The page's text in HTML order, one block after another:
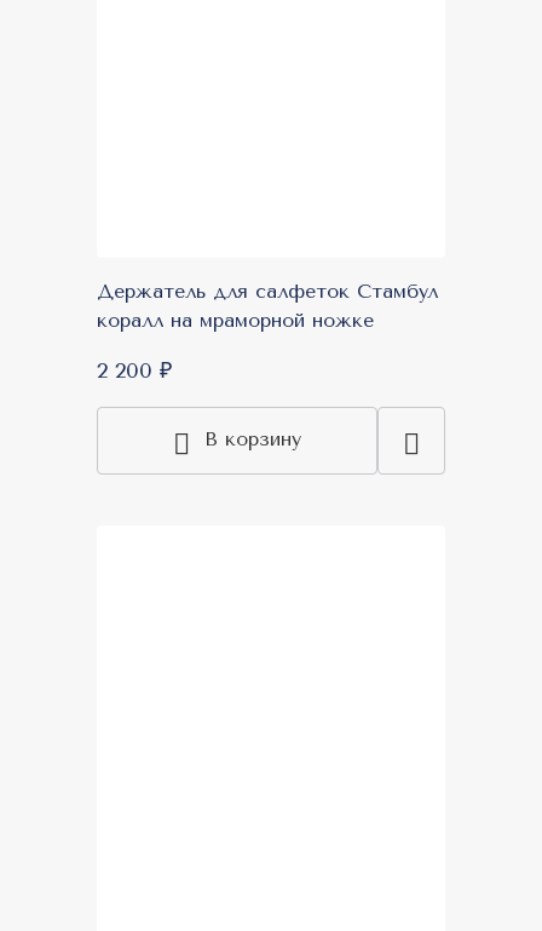
Держатель для салфеток Стамбул
коралл на мраморной ножке
2 200 ₽
В корзину